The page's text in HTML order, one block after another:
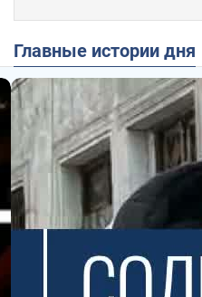
Главные истории дня